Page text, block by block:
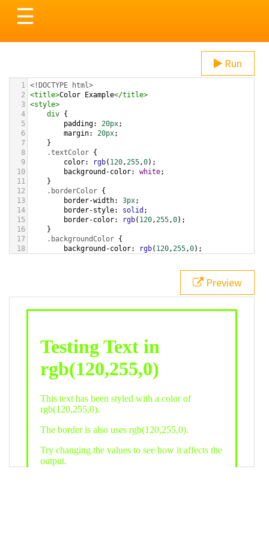
Toggle
navigation
☰
Run
1 <!DOCTYPE html>
2
<title>Color Example</title>
3 <style>
4
div {
5
padding: 20px;
6
margin: 20px;
7
}
8
.textColor {
9
color: rgb( 120,255,0);
10
background-color: white;
11
}
12
.borderColor {
13
border-width: 3px;
14
border-style: solid ;
15
border-color: rgb( 120,255,0);
16
}
17
.backgroundColor {
18
background-color: rgb( 120,255,0);
bottom ,
white, rgb(120,255,0));
div class="textColor borderColor"
< h1>Testing Text in rgb(120,255,0)
Preview